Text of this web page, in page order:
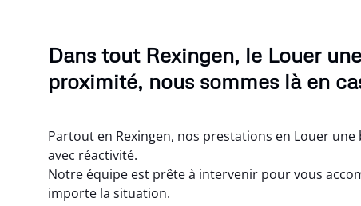
Dans tout Rexingen, le Louer
proximité, nous sommes là en
Partout en Rexingen, nos prestations en Louer
avec réactivité.
Notre équipe est prête à intervenir pour vous
importe la situation.